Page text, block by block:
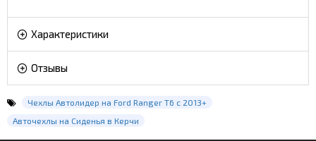
Характеристики
Отзывы
Чехлы Автолидер на Ford Ranger T6 с 2013+
Авточехлы на Сиденья в Керчи